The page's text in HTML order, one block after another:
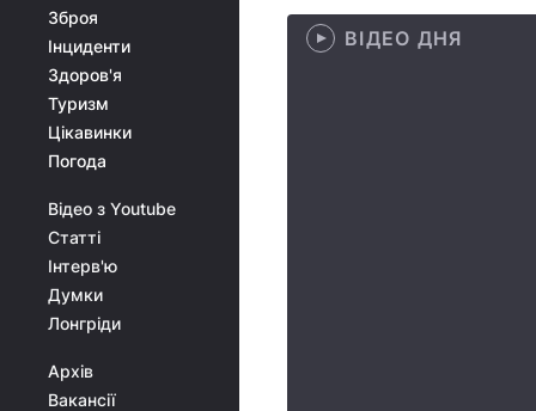
Зброя
Інциденти
Здоров'я
Туризм
Цікавинки
Погода
Відео з Youtube
Статті
Інтерв'ю
Думки
Лонгріди
Архів
Вакансії
ВІДЕО ДНЯ